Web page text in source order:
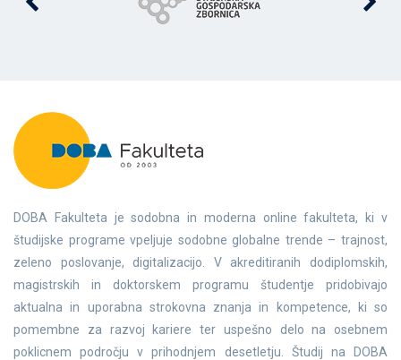
DOBA Fakulteta je sodobna in moderna online fakulteta, ki v
študijske programe vpeljuje sodobne globalne trende – trajnost,
zeleno poslovanje, digitalizacijo. V akreditiranih dodiplomskih,
magistrskih in doktorskem programu študentje pridobivajo
aktualna in uporabna strokovna znanja in kompetence, ki so
pomembne za razvoj kariere ter uspešno delo na osebnem
poklicnem področju v prihodnjem desetletju. Študij na DOBA